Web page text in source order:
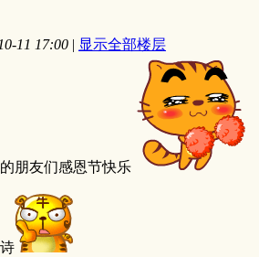
11 17:00 | 显示全部楼层
朋友们感恩节快乐